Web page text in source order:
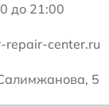
до 21:00
repair-center.ru
5